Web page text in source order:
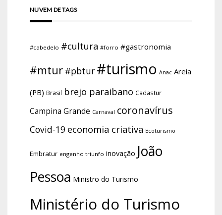
NUVEM DE TAGS
#cabedelo #cultura #forro #gastronomia
#mtur #pbtur #turismo Anac Areia
(PB) Brasil brejo paraibano Cadastur
Campina Grande Carnaval coronavírus
Covid-19 economia criativa Ecoturismo
Embratur engenho triunfo inovação João
Pessoa Ministro do Turismo
Ministério do Turismo